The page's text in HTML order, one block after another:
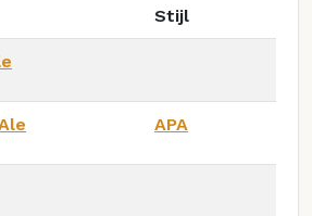
Stijl
APA